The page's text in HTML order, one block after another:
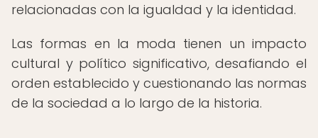
relacionadas con la igualdad y la identidad.
Las formas en la moda tienen un impacto
cultural y político significativo, desafiando el
orden establecido y cuestionando las normas
de la sociedad a lo largo de la historia.